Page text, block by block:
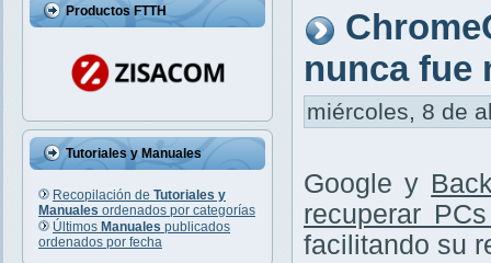
Productos FTTH
Tutoriales y Manuales
Recopilación de Tutoriales y
Manuales ordenados por categorías
Últimos Manuales publicados
ordenados por fecha
nunca fue
miércoles, 8 de
Google y
recuperar
facilitando su